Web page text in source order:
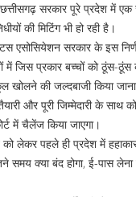
छत्तीसगढ़ सरकार पूरे प्रदेश में
की मिटिंग भी हो रही है।
एसोसियेशन सरकार के इस
में जिस प्रकार बच्चों को
खोलने की जल्दबाजी किया
और पूरी जिम्मेदारी के साथ
में चैलेंज किया जाएगा।
लेकर पहले ही प्रदेश में
समय क्या बंद होगा, ई-पास